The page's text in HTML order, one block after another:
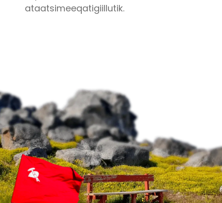
ataatsimeeqatigiillutik.